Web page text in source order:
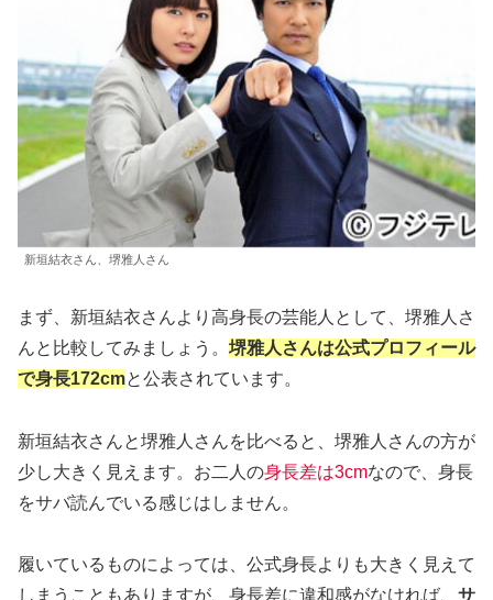
新垣結衣さん、堺雅人さん
まず、新垣結衣さんより高身長の芸能人として、堺雅人さ
んと比較してみましょう。 堺雅人さんは公式プロフィール
で身長172cmと公表されています。
新垣結衣さんと堺雅人さんを比べると、堺雅人さんの方が
少し大きく見えます。お二人の身長差は3cmなので、身長
をサバ読んでいる感じはしません。
履いているものによっては、公式身長よりも大きく見えて
しまうこともありますが、身長差に違和感がなければ、 サ